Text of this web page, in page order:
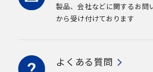
製品、会社などに関するお問
から受け付けております
よくある質問